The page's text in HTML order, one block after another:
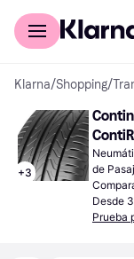
Comprar con Klarna
Klarna/Shopping/
+3
de
km/h)
Desde
Prueba